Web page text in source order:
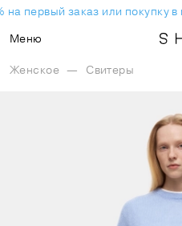
на первый заказ или покупку
Меню
Женское — Свитеры